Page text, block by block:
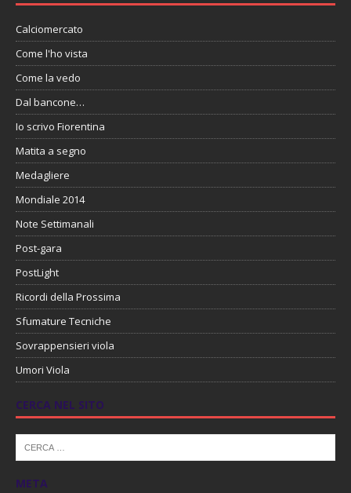
Calciomercato
Come l'ho vista
Come la vedo
Dal bancone…
Io scrivo Fiorentina
Matita a segno
Medagliere
Mondiale 2014
Note Settimanali
Post-gara
PostLight
Ricordi della Prossima
Sfumature Tecniche
Sovrappensieri viola
Umori Viola
CERCA NEL SITO
META